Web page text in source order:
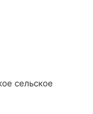
сельское